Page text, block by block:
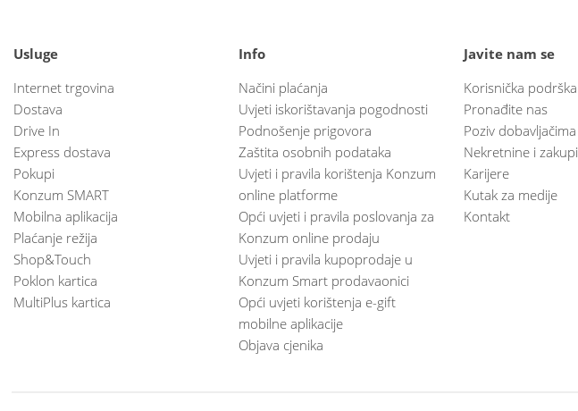
Usluge
Internet trgovina
Dostava
Drive In
Express dostava
Pokupi
Konzum SMART
Mobilna aplikacija
Plaćanje režija
Shop&Touch
Poklon kartica
MultiPlus kartica
Info
Načini plaćanja
Uvjeti iskorištavanja pogodnosti
Podnošenje prigovora
Zaštita osobnih podataka
Uvjeti i pravila korištenja Konzum
online platforme
Opći uvjeti i pravila poslovanja za
Konzum online prodaju
Uvjeti i pravila kupoprodaje u
Konzum Smart prodavaonici
Opći uvjeti korištenja e-gift
mobilne aplikacije
Objava cjenika
Javite nam se
Korisnička podrška
Pronađite nas
Poziv dobavljačima
Nekretnine i zakupi
Karijere
Kutak za medije
Kontakt